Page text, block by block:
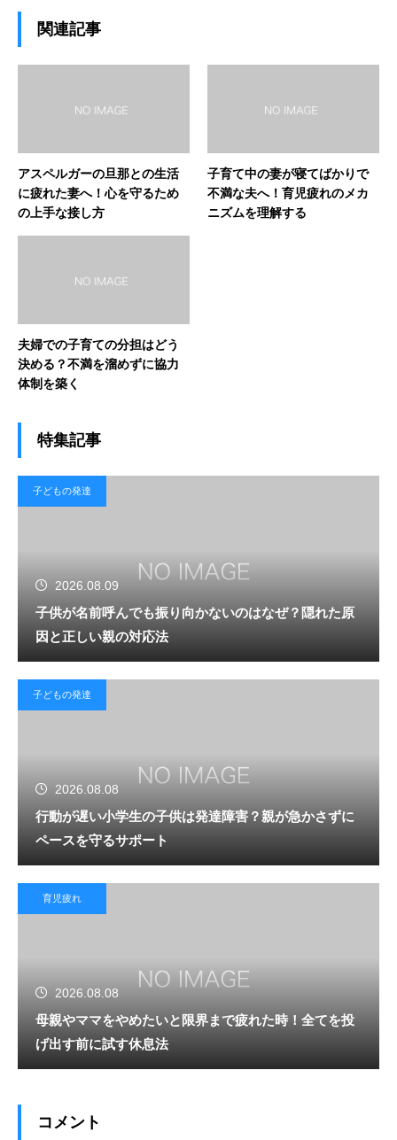
関連記事
アスペルガーの旦那との生活
に疲れた妻へ！心を守るため
の上手な接し方
子育て中の妻が寝てばかりで
不満な夫へ！育児疲れのメカ
ニズムを理解する
夫婦での子育ての分担はどう
決める？不満を溜めずに協力
体制を築く
特集記事
子どもの発達
2026.08.09
子供が名前呼んでも振り向かないのはなぜ？隠れた原
因と正しい親の対応法
子どもの発達
2026.08.08
行動が遅い小学生の子供は発達障害？親が急かさずに
ペースを守るサポート
育児疲れ
2026.08.08
母親やママをやめたいと限界まで疲れた時！全てを投
げ出す前に試す休息法
コメント